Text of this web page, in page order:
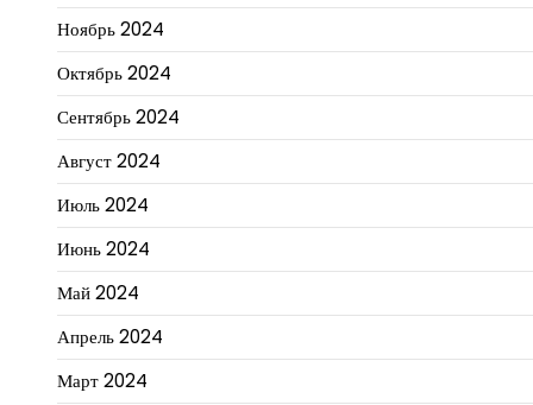
Ноябрь 2024
Октябрь 2024
Сентябрь 2024
Август 2024
Июль 2024
Июнь 2024
Май 2024
Апрель 2024
Март 2024